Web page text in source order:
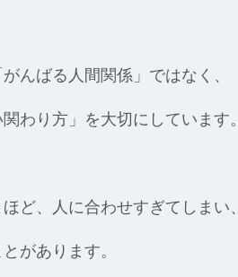
んばる人間関係」ではなく、
関わり方」を大切にしています。
ど、人に合わせすぎてしまい、
があります。